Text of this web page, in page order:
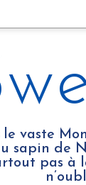
vaste
sapin de
pas à